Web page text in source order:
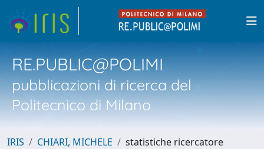
RE.PUBLIC@POLIMI
pubblicazioni di ricerca del
Politecnico di Milano
IRIS CHIARI, MICHELE statistiche ricercatore